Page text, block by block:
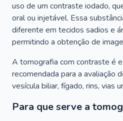
uso de um contraste iodado,
oral ou injetável. Essa
diferente em tecidos sadios e
permitindo a obtenção de
A tomografia com contraste é
recomendada para a avaliação
vesícula biliar, fígado, rins, vias
Para que serve a